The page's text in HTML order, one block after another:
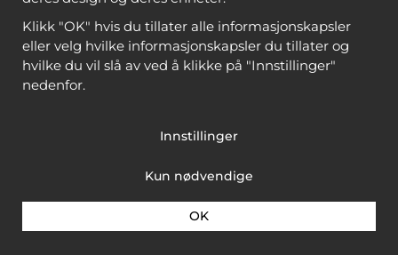
Klikk "OK" hvis du tillater alle informasjonskapsler
eller velg hvilke informasjonskapsler du tillater og
hvilke du vil slå av ved å klikke på "Innstillinger"
nedenfor.
Innstillinger
Kun nødvendige
OK